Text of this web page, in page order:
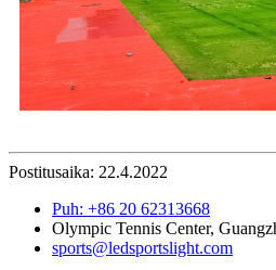
Postitusaika: 22.4.2022
Puh: +86 20 62313668
Olympic Tennis Center,
sports@ledsportslight.com